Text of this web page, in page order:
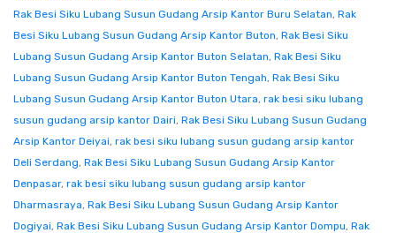
Rak Besi Siku Lubang Susun Gudang Arsip Kantor Buru Selatan, Rak
Besi Siku Lubang Susun Gudang Arsip Kantor Buton, Rak Besi Siku
Lubang Susun Gudang Arsip Kantor Buton Selatan, Rak Besi Siku
Lubang Susun Gudang Arsip Kantor Buton Tengah, Rak Besi Siku
Lubang Susun Gudang Arsip Kantor Buton Utara, rak besi siku lubang
susun gudang arsip kantor Dairi, Rak Besi Siku Lubang Susun Gudang
Arsip Kantor Deiyai, rak besi siku lubang susun gudang arsip kantor
Deli Serdang, Rak Besi Siku Lubang Susun Gudang Arsip Kantor
Denpasar, rak besi siku lubang susun gudang arsip kantor
Dharmasraya, Rak Besi Siku Lubang Susun Gudang Arsip Kantor
Dogiyai, Rak Besi Siku Lubang Susun Gudang Arsip Kantor Dompu, Rak